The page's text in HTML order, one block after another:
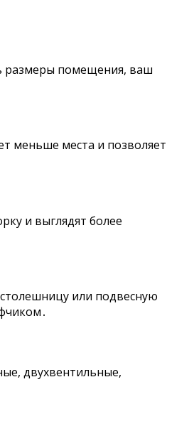
размеры помещения, ваш
меньше места и позволяет
и выглядят более
или подвесную
двухвентильные,